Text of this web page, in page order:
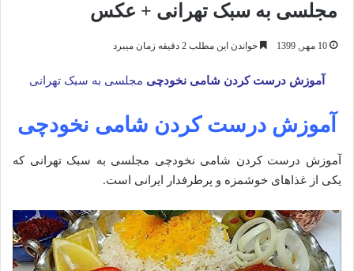
مجلسی به سبک تهرانی + عکس
10 مهر, 1399 خواندن این مطلب 2 دقیقه زمان میبرد
آموزش درست کردن شامی نخودچی مجلسی به سبک تهرانی
آموزش درست کردن شامی نخودچی
آموزش درست کردن شامی نخودچی مجلسی به سبک تهرانی که
یکی از غذاهای خوشمزه و پرطرفدار ایرانی است.